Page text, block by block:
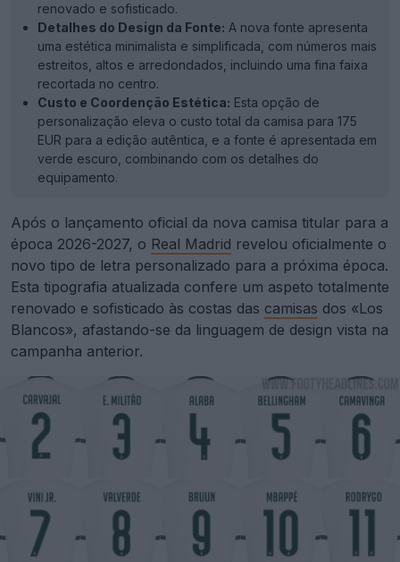
renovado e sofisticado.
Detalhes do Design da Fonte: A nova fonte apresenta
uma estética minimalista e simplificada, com números mais
estreitos, altos e arredondados, incluindo uma fina faixa
recortada no centro.
Custo e Coordenção Estética: Esta opção de
personalização eleva o custo total da camisa para 175
EUR para a edição autêntica, e a fonte é apresentada em
verde escuro, combinando com os detalhes do
equipamento.
Após o lançamento oficial da nova camisa titular para a
época 2026-2027, o Real Madrid revelou oficialmente o
novo tipo de letra personalizado para a próxima época.
Esta tipografia atualizada confere um aspeto totalmente
renovado e sofisticado às costas das camisas dos «Los
Blancos», afastando-se da linguagem de design vista na
campanha anterior.